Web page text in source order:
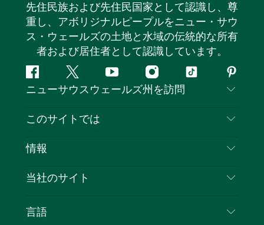
先住民族および先住民国家として認識し、尊
重し、アボリジナルピープルをニュー・サウ
ス・ウェールズの土地と水域の伝統的な所有
者および居住者として認識しています。
フ
ェ
ス
ッ
ツ
イ
タ
ユ
ー
イ
ン
テ
ピ
ン
レ
ト
ニューサウスウェールズ州を訪問
お問い合わせ
クッキーに関する通知
このサイトでは
目的地
イベント
情報
旅行情報
NSWでのビジネス
当社のサイト
言語